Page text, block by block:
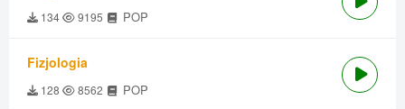
134 9195 POP
Fizjologia
128 8562 POP